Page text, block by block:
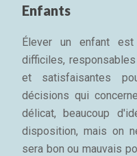
Enfants
Élever un enfant
difficiles,
et satisfaisantes
décisions qui
délicat, beaucoup
disposition, mais on
sera bon ou mauvais